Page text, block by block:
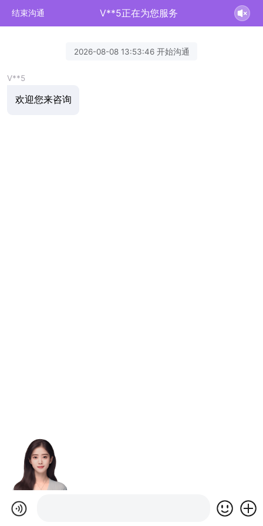
结束沟通 V**5正在为您服务
2026-08-08 13:53:46 开始沟通
V**5
欢迎您来咨询